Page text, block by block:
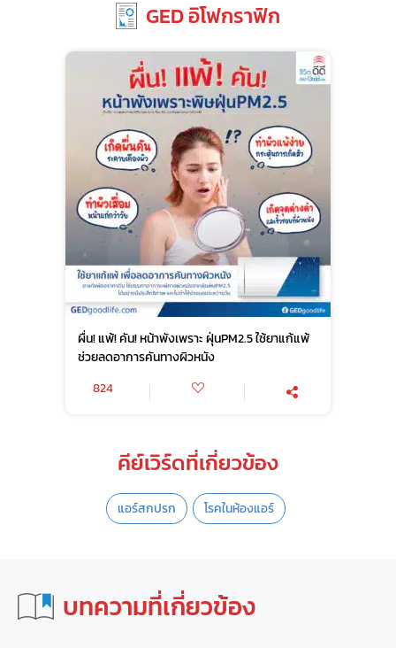
GED อิโฟกราฟิก
ผื่น! แพ้! คัน! หน้าพังเพราะ ฝุ่นPM2.5 ใช้ยาแก้แพ้
ช่วยลดอาการคันทางผิวหนัง
824
คีย์เวิร์ดที่เกี่ยวข้อง
แอร์สกปรก โรคในห้องแอร์
บทความที่เกี่ยวข้อง